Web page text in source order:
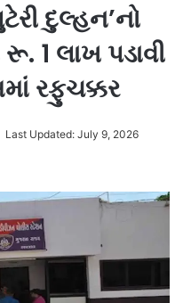
દુલ્હન’નો
1 લાખ પડાવી
રફુચક્કર
Last Updated: July 9, 2026